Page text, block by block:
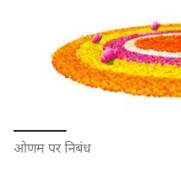
ओणम पर निबंध